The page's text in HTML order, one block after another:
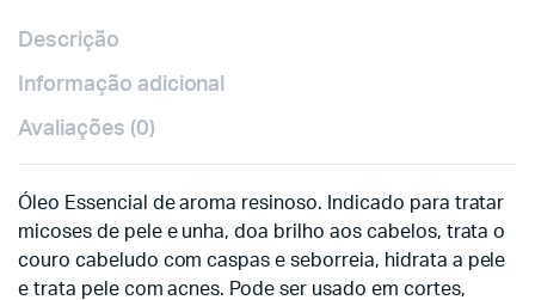
Descrição
Informação adicional
Avaliações (0)
Óleo Essencial de aroma resinoso. Indicado para tratar
micoses de pele e unha, doa brilho aos cabelos, trata o
couro cabeludo com caspas e seborreia, hidrata a pele
e trata pele com acnes. Pode ser usado em cortes,